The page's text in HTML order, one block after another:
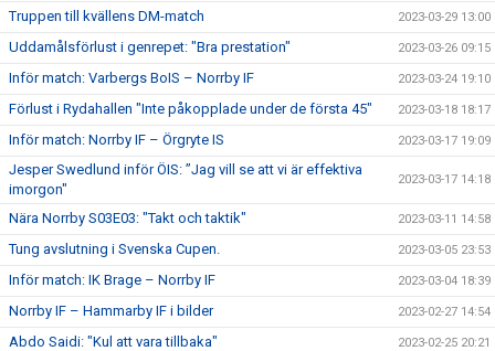
Truppen till kvällens DM-match 2023-03-29 13:00
Uddamålsförlust i genrepet: "Bra prestation" 2023-03-26 09:15
Inför match: Varbergs BoIS – Norrby IF 2023-03-24 19:10
Förlust i Rydahallen "Inte påkopplade under de första 45" 2023-03-18 18:17
Inför match: Norrby IF – Örgryte IS 2023-03-17 19:09
Jesper Swedlund inför ÖIS: ”Jag vill se att vi är effektiva
imorgon"
2023-03-17 14:18
Nära Norrby S03E03: "Takt och taktik" 2023-03-11 14:58
Tung avslutning i Svenska Cupen. 2023-03-05 23:53
Inför match: IK Brage – Norrby IF 2023-03-04 18:39
Norrby IF – Hammarby IF i bilder 2023-02-27 14:54
Abdo Saidi: "Kul att vara tillbaka" 2023-02-25 20:21